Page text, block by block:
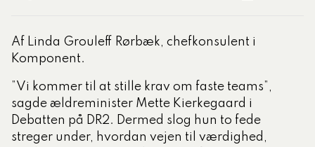
Af Linda Grouleff Rørbæk, chefkonsulent i
Komponent.
”Vi kommer til at stille krav om faste teams”,
sagde ældreminister Mette Kierkegaard i
Debatten på DR2. Dermed slog hun to fede
streger under, hvordan vejen til værdighed,